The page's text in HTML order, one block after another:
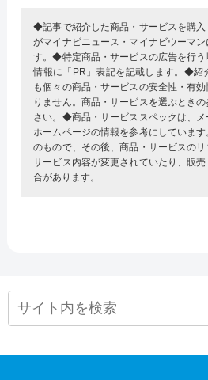
◆記事で紹介した商品・サービスを購
がマイナビニュース・マイナビウーマ
す。◆特定商品・サービスの広告を行
情報に「PR」表記を記載します。◆紹
も個々の商品・サービスの安全性・有
りません。商品・サービスを選ぶとき
さい。◆商品・サービススペックは、
ホームページの情報を参考にしていま
のもので、その後、商品・サービスの
サービス内容が変更されていたり、販
合があります。